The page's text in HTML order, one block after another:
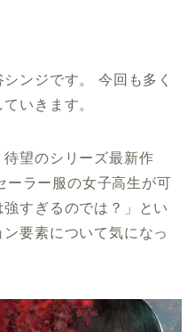
ンジです。 今回も多く
いきます。
望のシリーズ最新作
ーラー服の女子高生が可
すぎるのでは？」とい
要素について気になっ